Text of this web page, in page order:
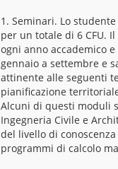
1. Seminari. Lo
per un totale di 6 CFU.
ogni anno accademico
gennaio a settembre e
attinente alle seguenti
pianificazione
Alcuni di questi moduli
Ingegneria Civile e
del livello di
programmi di calcolo